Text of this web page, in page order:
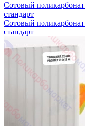
Сотовый
стандарт
Сотовый
стандарт